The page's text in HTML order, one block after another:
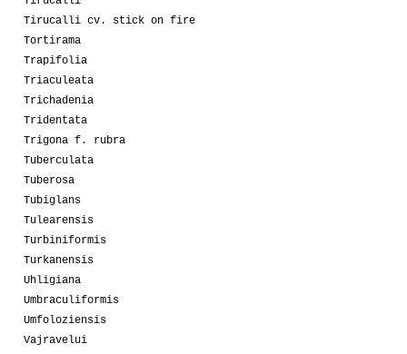
Tirucalli cv. stick on fire
Tortirama
Trapifolia
Triaculeata
Trichadenia
Tridentata
Trigona f. rubra
Tuberculata
Tuberosa
Tubiglans
Tulearensis
Turbiniformis
Turkanensis
Uhligiana
Umbraculiformis
Umfoloziensis
Vajravelui